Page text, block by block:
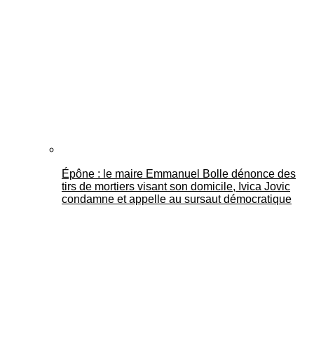
Épône : le maire Emmanuel Bolle dénonce des
tirs de mortiers visant son domicile, Ivica Jovic
condamne et appelle au sursaut démocratique